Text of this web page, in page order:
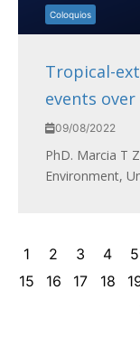
Coloquios
Tropical-
events
09/08/2022
PhD. Marcia T
Environment,
1 2 3 4 5
15
16 17 18